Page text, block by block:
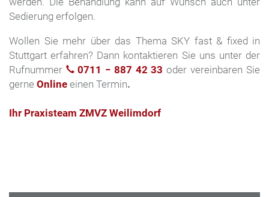
Sedierung erfolgen.
Wollen Sie mehr über das Thema SKY fast & fixed in
Stuttgart erfahren? Dann kontaktieren Sie uns unter der
Rufnummer
0711 − 887 42 33 oder vereinbaren Sie
gerne Online einen Termin.
Ihr Praxisteam ZMVZ Weilimdorf